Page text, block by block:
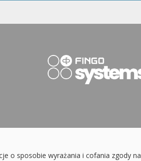
o sposobie wyrażania i cofania zgody na